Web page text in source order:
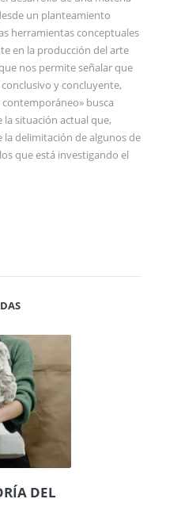
un planteamiento
herramientas conceptuales
en la producción del arte
nos permite señalar que
y concluyente,
busca
situación actual que,
delimitación de algunos de
que está investigando el
DEL